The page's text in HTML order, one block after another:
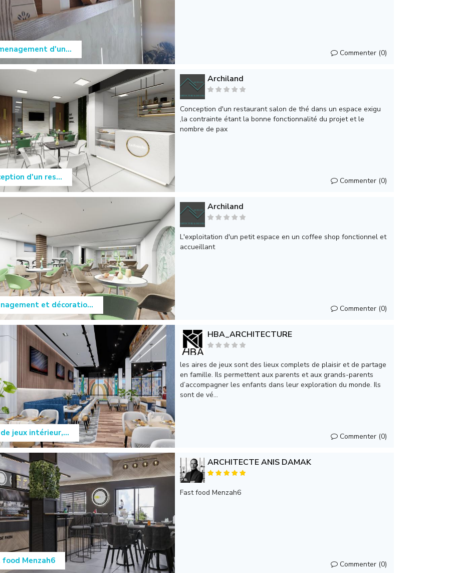
d'un... Commenter (0)
d'un res...
Archiland
Conception d'un restaurant salon de thé dans un espace exigu
,la contrainte étant la bonne fonctionnalité du projet et le
nombre de pax
Commenter (0)
et décoratio...
Archiland
L'exploitation d'un petit espace en un coffee shop fonctionnel et
accueillant
Commenter (0)
jeux intérieur,...
HBA_ARCHITECTURE
les aires de jeux sont des lieux complets de plaisir et de partage
en famille. Ils permettent aux parents et aux grands-parents
d’accompagner les enfants dans leur exploration du monde. Ils
sont de vé...
Commenter (0)
Menzah6
ARCHITECTE ANIS DAMAK
Fast food Menzah6
Commenter (0)